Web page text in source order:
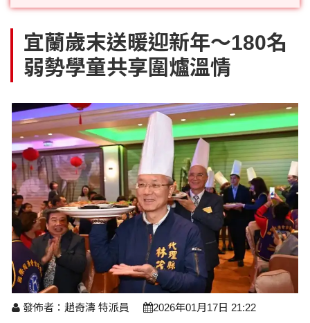
府會議題
街坊大小事
交通警消
地方大小事
校園動態
原住民動態
軍事新聞
立法院
黨政新聞
選舉新聞
總統大選
縣市長選舉
議員民代選舉
鄉鎮長村里長選舉
五合一選舉
溫馨關懷
公益行善
溫馨關懷
民俗薪傳
藝文展覽
專題講座
話說文史
水色流光映城東～名家齊聚展藝風
時尚你我他
休閒旅遊
時尚行業
美食料理
景點介紹
醫療養生
醫藥新訊
衞生保健
【博愛醫療公益服務隊】專欄
產業科技
科技新知
產業招商
求職徵才
我要爆料
網友爆料
檢舉投訴
活動專頁
讀者投稿
全國運動會
網;詳洽各記者或聯繫：0910-259565洽詢。
宜蘭歲末送暖迎新年～180名
弱勢學童共享圍爐溫情
發佈者：趙奇濤 特派員 2026年01月17日 21:22